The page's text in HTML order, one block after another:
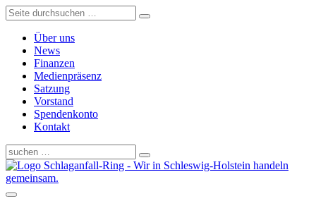
Über uns
News
Finanzen
Medienpräsenz
Satzung
Vorstand
Spendenkonto
Kontakt
Schlaganfall-Ring - Wir in Schleswig-Holstein handeln
gemeinsam.